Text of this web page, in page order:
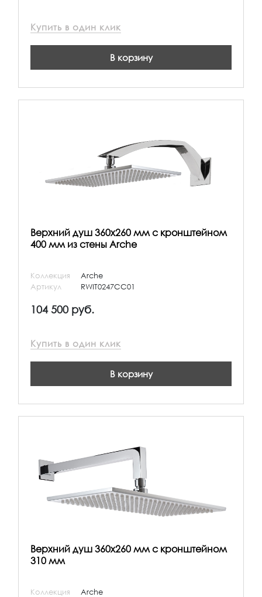
Купить в один клик
В корзину
Верхний душ 360х260 мм с кронштейном
400 мм из стены Arche
Коллекция
Arche
Артикул
RWIT0247CC01
104 500 руб.
Купить в один клик
В корзину
Верхний душ 360х260 мм с кронштейном
310 мм
Коллекция
Arche